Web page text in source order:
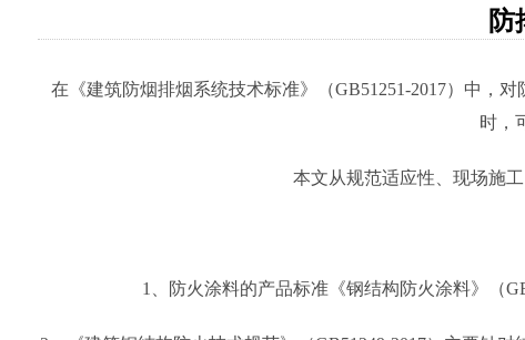
防
在《建筑防烟排烟系统技术标准》（GB51251-2017）中，
时，
本文从规范适应性、现场施
1、防火涂料的产品标准《钢结构防火涂料》（